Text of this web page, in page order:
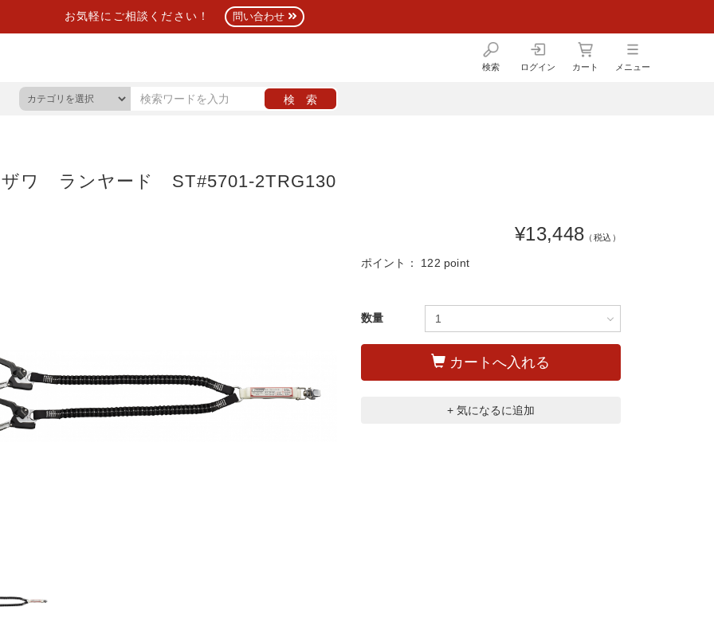
お気軽にご相談ください！ 問い合わせ
検索 ログイン カート メニュー
ワ ランヤード ST#5701-2TRG130
¥13,448 （税込）
ポイント： 122 point
数量
カートへ入れる
+ 気になるに追加